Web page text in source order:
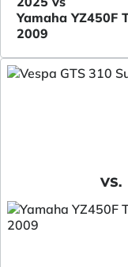
Yamaha YZ450F
2009
VS.